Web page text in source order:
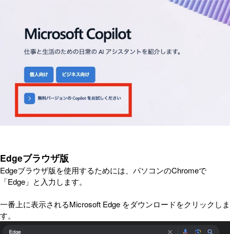
Edgeブラウザ版
Edgeブラウザ版を使用するためには、パソコンのChromeで
「Edge」と入力します。
一番上に表示されるMicrosoft Edge をダウンロードをクリックしま
す。